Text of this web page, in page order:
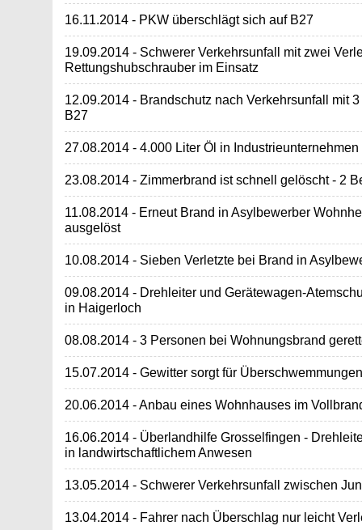
16.11.2014 - PKW überschlägt sich auf B27
19.09.2014 - Schwerer Verkehrsunfall mit zwei
Rettungshubschrauber im Einsatz
12.09.2014 - Brandschutz nach Verkehrsunfall mit
B27
27.08.2014 - 4.000 Liter Öl in
23.08.2014 - Zimmerbrand ist schnell gelöscht - 2
11.08.2014 - Erneut Brand in Asylbewerber
ausgelöst
10.08.2014 - Sieben Verletzte bei Brand in
09.08.2014 - Drehleiter und Gerätewagen-
in Haigerloch
08.08.2014 - 3 Personen bei Wohnungsbrand
15.07.2014 - Gewitter sorgt für
20.06.2014 - Anbau eines Wohnhauses im
16.06.2014 - Überlandhilfe Grosselfingen -
in landwirtschaftlichem Anwesen
13.05.2014 - Schwerer Verkehrsunfall zwischen
13.04.2014 - Fahrer nach Überschlag nur leicht